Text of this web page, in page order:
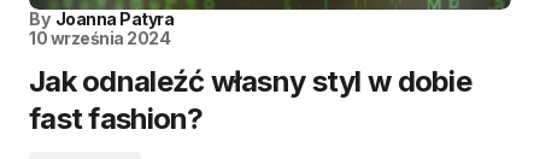
By Joanna Patyra
10 września 2024
Jak odnaleźć własny styl w dobie
fast fashion?